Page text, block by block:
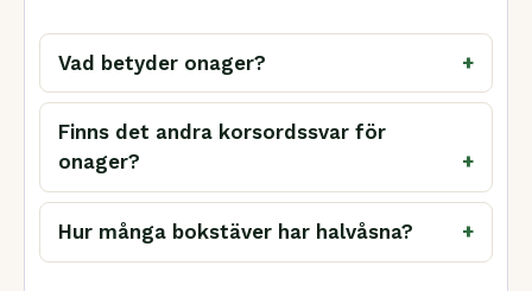
Vad betyder onager?
Finns det andra korsordssvar för
onager?
Hur många bokstäver har halvåsna?